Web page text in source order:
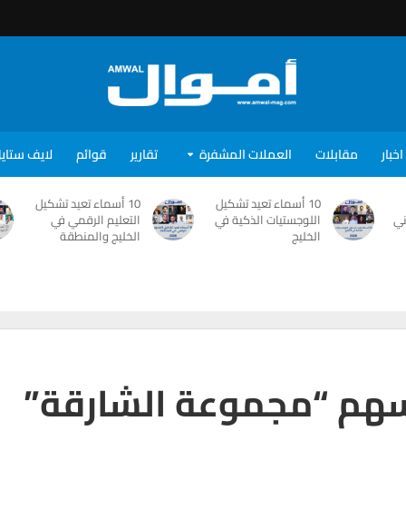
اخبار مقابلات العملات المشفرة تقارير قوائم لايف
10 أسماء تعيد تشكيل
اللوجستيات الذكية في
الخليج
10 أسماء تعيد تشكيل
التعليم الرقمي في
الخليج والمنطقة
“مجموعة الشارقة”